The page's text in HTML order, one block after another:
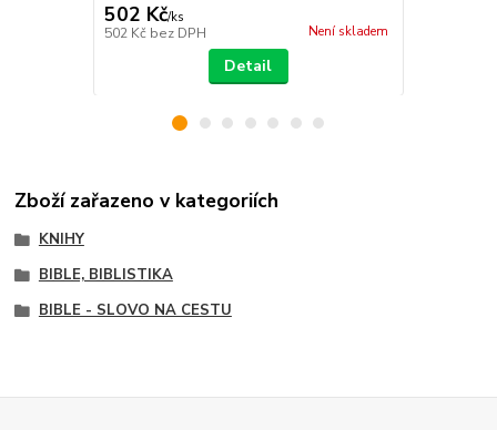
502 Kč/ks
502 Kč bez DPH Není skladem
Detail
Zboží zařazeno v kategoriích
KNIHY
BIBLE, BIBLISTIKA
BIBLE - SLOVO NA CESTU